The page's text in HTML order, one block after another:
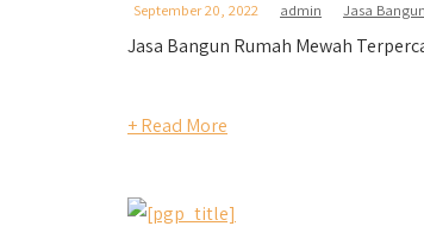
September 20, 2022 admin Jasa
Jasa Bangun Rumah Mewah
+ Read More